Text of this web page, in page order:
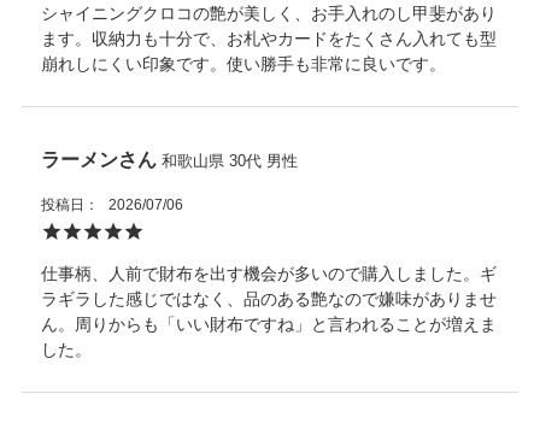
シャイニングクロコの艶が美しく、お手入れのし甲斐があり
ます。収納力も十分で、お札やカードをたくさん入れても型
崩れしにくい印象です。使い勝手も非常に良いです。
ラーメン 和歌山県 30代 男性
投稿日 2026/07/06
仕事柄、人前で財布を出す機会が多いので購入しました。ギ
ラギラした感じではなく、品のある艶なので嫌味がありませ
ん。周りからも「いい財布ですね」と言われることが増えま
した。